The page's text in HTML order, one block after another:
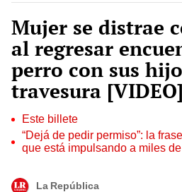
Mujer se distrae
al regresar
perro con sus
travesura [VIDEO]
Este billete
“Dejá de pedir permiso”: la
que está impulsando a miles
La República